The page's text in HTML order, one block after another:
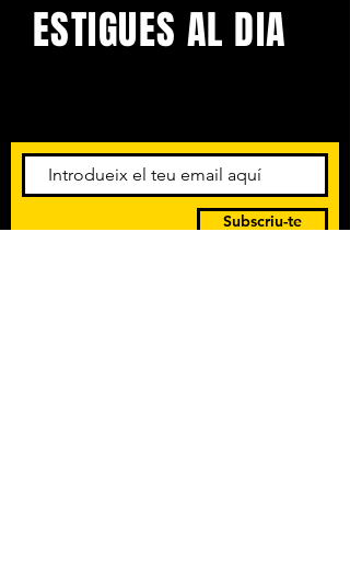
Subscriu-te
ESTIGUES AL DIA